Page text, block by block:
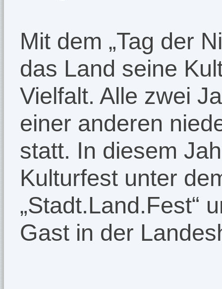
Mit dem „Tag der
das Land seine
Vielfalt. Alle zwei
einer anderen
statt. In diesem
Kulturfest unter
„Stadt.Land.Fest“
Gast in der